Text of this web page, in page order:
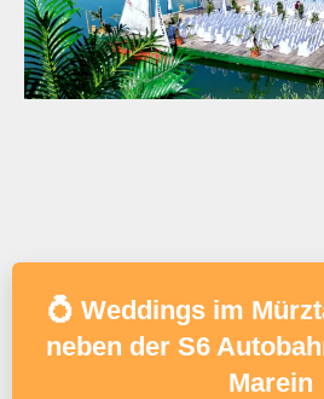
💍 Weddings im
neben der S6
Marein